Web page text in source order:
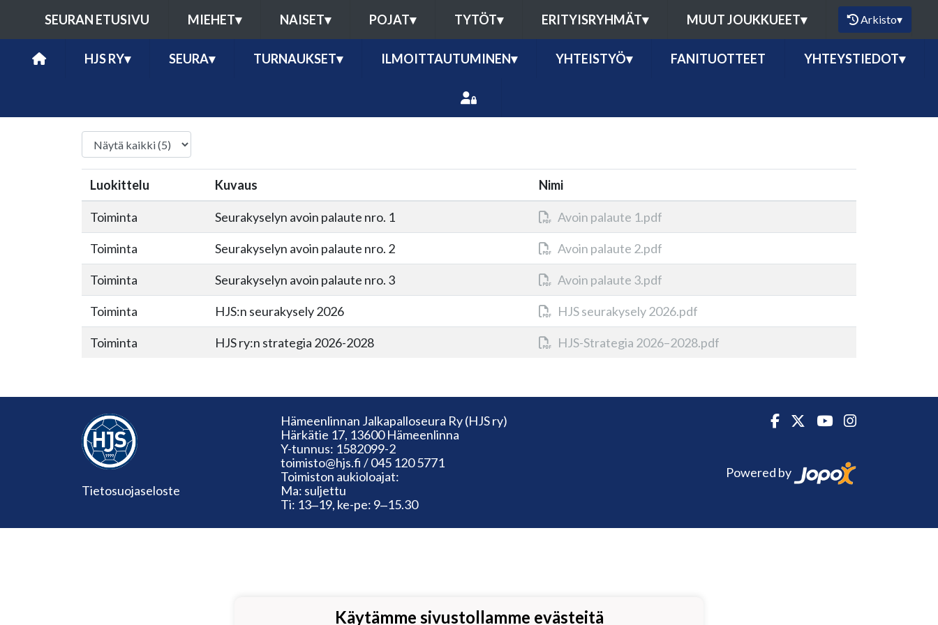
SEURAN ETUSIVU MIEHET▾ NAISET▾ POJAT▾ TYTÖT▾ ERITYISRYHMÄT▾ MUUT JOUKKUEET▾ Arkisto▾
HJS RY▾ SEURA▾ TURNAUKSET▾ ILMOITTAUTUMINEN▾ YHTEISTYÖ▾ FANITUOTTEET YHTEYSTIEDOT▾
Luokittelu Kuvaus Nimi
Toiminta Seurakyselyn avoin palaute nro. 1 Avoin palaute 1.pdf
Toiminta Seurakyselyn avoin palaute nro. 2 Avoin palaute 2.pdf
Toiminta Seurakyselyn avoin palaute nro. 3 Avoin palaute 3.pdf
Toiminta HJS:n seurakysely 2026 HJS seurakysely 2026.pdf
Toiminta HJS ry:n strategia 2026-2028 HJS-Strategia 2026–2028.pdf
Tietosuojaseloste
Hämeenlinnan Jalkapalloseura Ry (HJS ry)
Härkätie 17, 13600 Hämeenlinna
Y-tunnus: 1582099-2
toimisto@hjs.fi / 045 120 5771
Toimiston aukioloajat:
Ma: suljettu
Ti: 13‒19, ke-pe: 9‒15.30
Powered by
Käytämme sivustollamme evästeitä